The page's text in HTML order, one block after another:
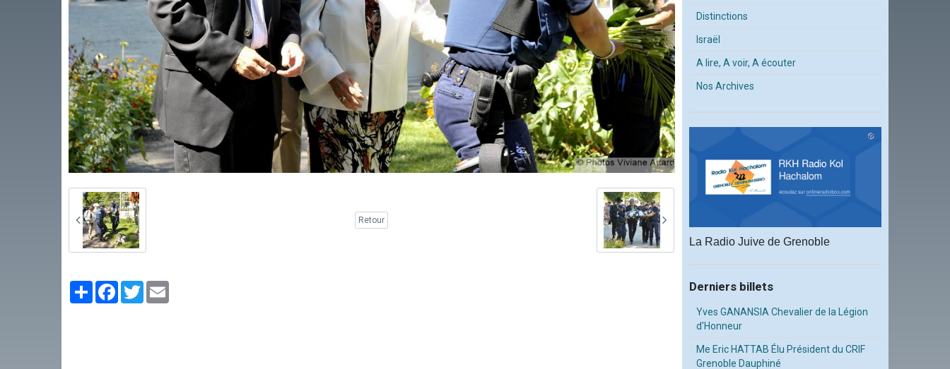
Retour
PartagerFacebook
Twitter
Distinctions
Israël
A lire, A voir, A écouter
Nos Archives
La Radio Juive de Grenoble
Derniers billets
Yves GANANSIA Chevalier de la Légion
d'Honneur
Me Eric HATTAB Élu Président du CRIF
Grenoble Dauphiné